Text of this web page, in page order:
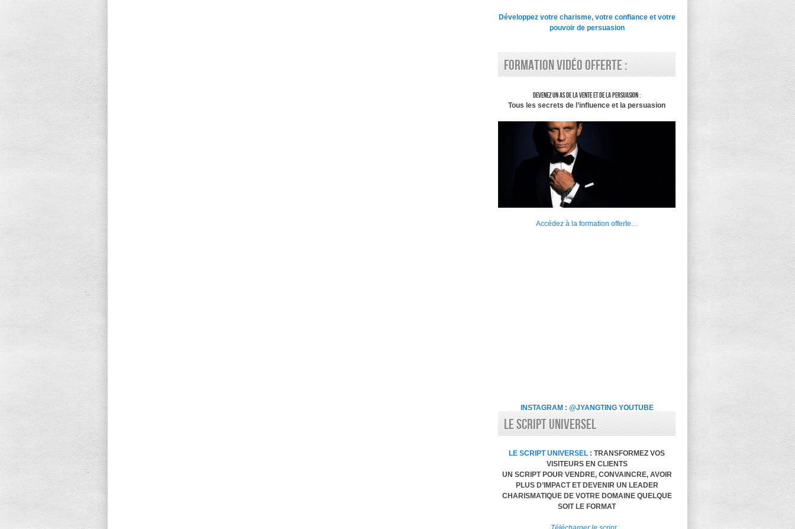
Développez votre charisme, votre confiance et votre
pouvoir de persuasion
Formation vidéo offerte :
Devenez un as de la vente et de la persuasion :
Tous les secrets de l’influence et la persuasion
Accédez à la formation offerte…
INSTAGRAM : @JYANGTING YOUTUBE
LE SCRIPT UNIVERSEL
LE SCRIPT UNIVERSEL : TRANSFORMEZ VOS
VISITEURS EN CLIENTS
UN SCRIPT POUR VENDRE, CONVAINCRE, AVOIR
PLUS D’IMPACT ET DEVENIR UN LEADER
CHARISMATIQUE DE VOTRE DOMAINE QUELQUE
SOIT LE FORMAT